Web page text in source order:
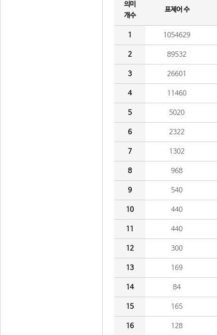
의미
개수
표제어 수
1 1054629
2 89532
3 26601
4 11460
5 5020
6 2322
7 1302
8 968
9 540
10 440
11 440
12 300
13 169
14 84
15 165
16 128